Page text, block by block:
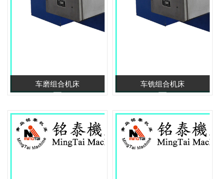
车磨组合机床 车铣组合机床